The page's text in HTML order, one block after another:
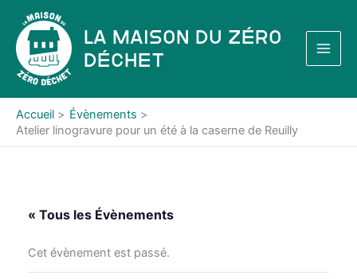
contenu
La Maison du Zéro
Déchet
Accueil
Évènements
Atelier linogravure pour un été à la caserne de Reuilly
« Tous les Évènements
Cet évènement est passé.